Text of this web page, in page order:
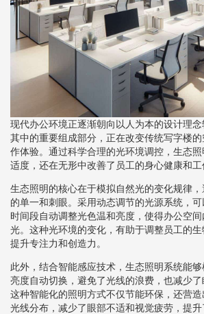
现代办公环境正逐渐朝向以人为本的设计理
其中的重要组成部分，正在改变传统写字楼
作体验。通过科学合理的光环境调控，生态
适度，还在无形中改善了员工的身心健康和工
生态照明的核心在于模拟自然光的变化规律
的单一和刺眼。采用动态调节的光源系统，
时间段自动调整光色温和亮度，使得办公空
光。这种光环境的变化，有助于调整员工的生
提升专注力和创造力。
此外，结合智能感应技术，生态照明系统能
亮度自动切换，避免了光线的浪费，也减少了
这种智能化的照明方式不仅节能环保，还营
光线分布，减少了眼部不适和视觉疲劳，提